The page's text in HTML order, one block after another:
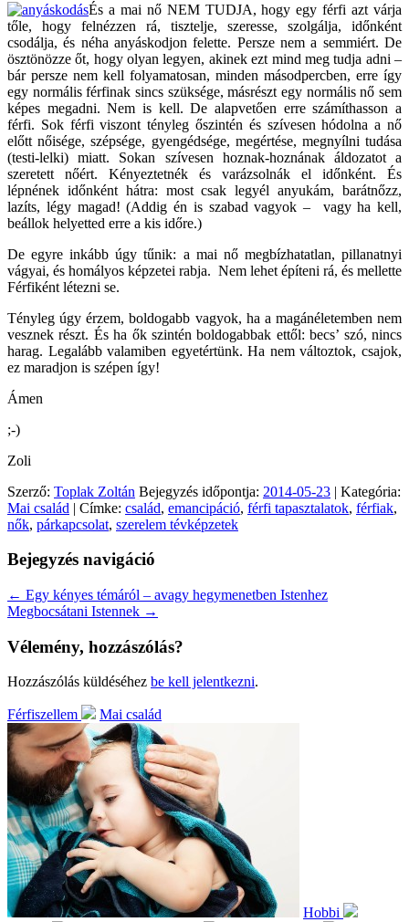
És a mai nő NEM TUDJA, hogy egy férfi azt várja
tőle, hogy felnézzen rá, tisztelje, szeresse, szolgálja, időnként
csodálja, és néha anyáskodjon felette. Persze nem a semmiért. De
ösztönözze őt, hogy olyan legyen, akinek ezt mind meg tudja adni –
bár persze nem kell folyamatosan, minden másodpercben, erre így
egy normális férfinak sincs szüksége, másrészt egy normális nő sem
képes megadni. Nem is kell. De alapvetően erre számíthasson a
férfi. Sok férfi viszont tényleg őszintén és szívesen hódolna a nő
előtt nőisége, szépsége, gyengédsége, megértése, megnyílni tudása
(testi-lelki) miatt. Sokan szívesen hoznak-hoznának áldozatot a
szeretett nőért. Kényeztetnék és varázsolnák el időnként. És
lépnének időnként hátra: most csak legyél anyukám, barátnőzz,
lazíts, légy magad! (Addig én is szabad vagyok – vagy ha kell,
beállok helyetted erre a kis időre.)
De egyre inkább úgy tűnik: a mai nő megbízhatatlan, pillanatnyi
vágyai, és homályos képzetei rabja. Nem lehet építeni rá, és mellette
Férfiként létezni se.
Tényleg úgy érzem, boldogabb vagyok, ha a magánéletemben nem
vesznek részt. És ha ők szintén boldogabbak ettől: becs’ szó, nincs
harag. Legalább valamiben egyetértünk. Ha nem változtok, csajok,
ez maradjon is szépen így!
Ámen
;-)
Zoli
Szerző: Toplak Zoltán Bejegyzés időpontja: 2014-05-23 | Kategória:
Mai család | Címke: család, emancipáció, férfi tapasztalatok, férfiak,
nők, párkapcsolat, szerelem tévképzetek
Bejegyzés navigáció
← Egy kényes témáról – avagy hegymenetben Istenhez
Megbocsátani Istennek →
Vélemény, hozzászólás?
Hozzászólás küldéséhez be kell jelentkezni.
Férfiszellem Mai család
Hobbi